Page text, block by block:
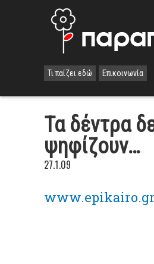
Τι παίζει εδώ Επικοινωνία
Τα δέντρα
ψηφίζουν…
27.1.09
www.epikairo.gr